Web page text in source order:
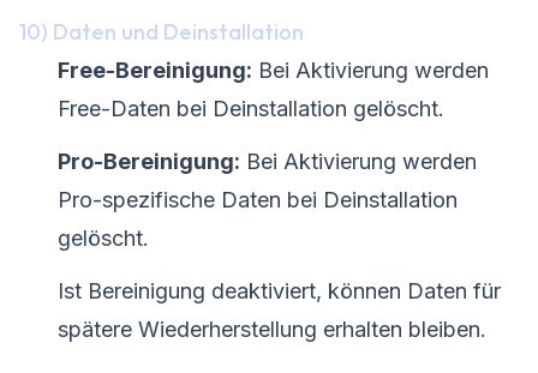
10) Daten und Deinstallation
Free-Bereinigung: Bei Aktivierung werden
Free-Daten bei Deinstallation gelöscht.
Pro-Bereinigung: Bei Aktivierung werden
Pro-spezifische Daten bei Deinstallation
gelöscht.
Ist Bereinigung deaktiviert, können Daten für
spätere Wiederherstellung erhalten bleiben.